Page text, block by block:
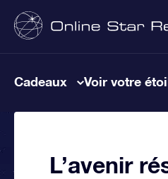
Cadeaux Voir votre
L’avenir